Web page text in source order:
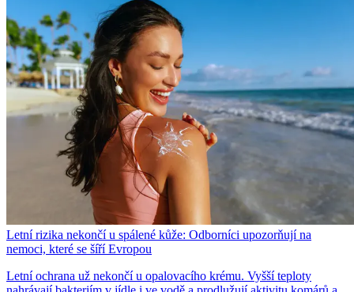
Letní rizika nekončí u spálené kůže: Odborníci upozorňují na
nemoci, které se šíří Evropou
Letní ochrana už nekončí u opalovacího krému. Vyšší teploty